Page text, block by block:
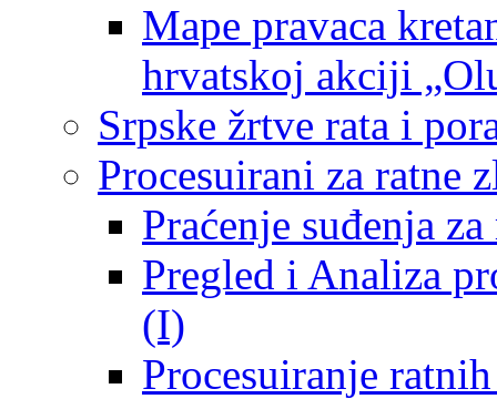
Mape pravaca
hrvatskoj akciji
Srpske žrtve rata i
Procesuirani za ratne
Praćenje suđenja
Pregled i Analiza
(I)
Procesuiranje